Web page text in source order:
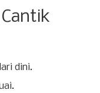
dini.